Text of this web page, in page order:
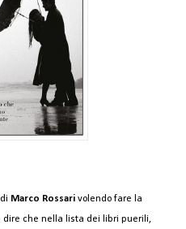
di Marco Rossari volendo fare la
che nella lista dei libri puerili,